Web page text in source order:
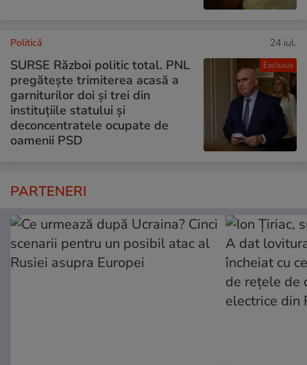
Exclusiv
Politică 24 iul.
SURSE Război politic total. PNL
pregătește trimiterea acasă a
garniturilor doi și trei din
instituțiile statului și
deconcentratele ocupate de
oamenii PSD
PARTENERI